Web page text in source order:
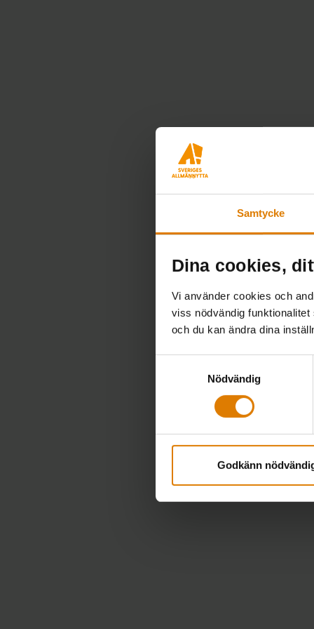
Samtycke
Dina cookies,
Vi använder cookies och
viss nödvändig
och du kan ändra dina
Nödvändig
Godkänn